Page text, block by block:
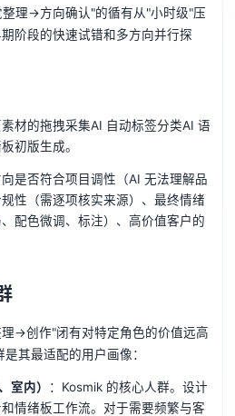
理→方向确认"的循有从"小时级"压
阶段的快速试错和多方向并行探
材的拖拽采集AI 自动标签分类AI 语
初版生成。
是否符合项目调性（AI 无法理解品
性（需逐项核实来源）、最终情绪
配色微调、标注）、高价值客户的
→创作"闭有对特定角色的价值远高
其最适配的用户画像：
室内）
：Kosmik 的核心人群。设计
情绪板工作流。对于需要频繁与客